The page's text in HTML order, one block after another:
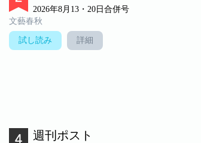
2026年8月13・20日合併号
文藝春秋
試し読み 詳細
週刊ポスト